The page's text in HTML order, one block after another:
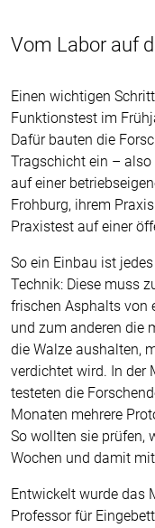
Vom Labor auf
Einen wichtigen
Funktionstest im
Dafür bauten die
Tragschicht ein –
auf einer
Frohburg, ihrem
Praxistest auf einer
So ein Einbau ist
Technik: Diese muss
frischen Asphalts von
und zum anderen die
die Walze aushalten,
verdichtet wird. In der
testeten die
Monaten mehrere
So wollten sie prüfen,
Wochen und damit
Entwickelt wurde das
Professor für